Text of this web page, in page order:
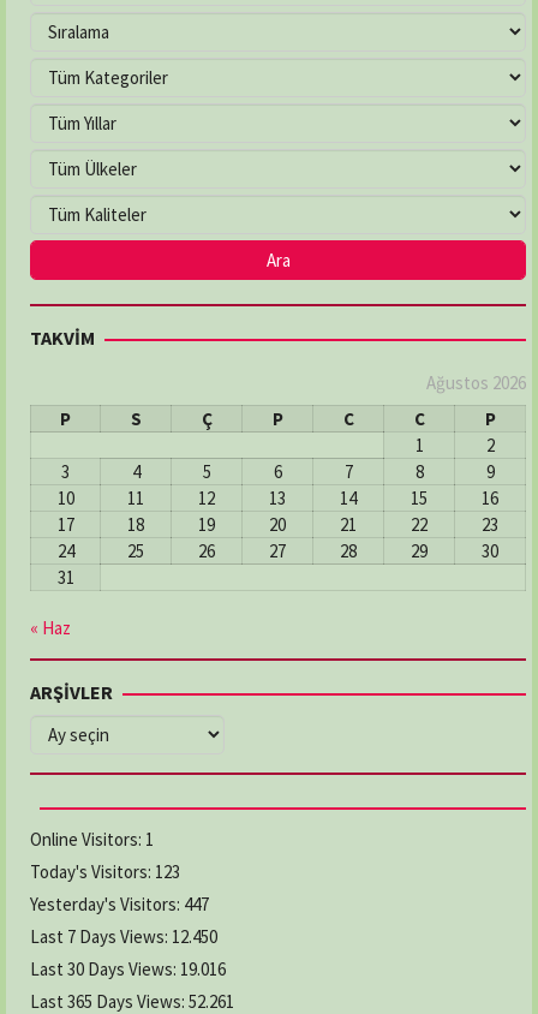
TAKVİM
Ağustos 2026
P
S Ç P C C
P
1
2
3
4 5 6 7 8
9
10
11 12 13 14 15
16
17
18 19 20 21 22
23
24
25 26 27 28 29
30
31
« Haz
ARŞİVLER
ARŞİVLER
Online Visitors: 1
Today's Visitors: 123
Yesterday's Visitors: 447
Last 7 Days Views: 12.450
Last 30 Days Views: 19.016
Last 365 Days Views: 52.261